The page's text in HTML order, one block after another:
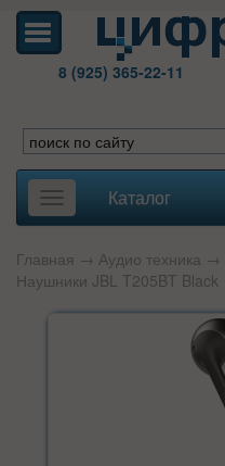
8 (925) 365-22-11
Toggle
navigation
Каталог
Главная → Аудио техника →
Наушники JBL T205BT Black